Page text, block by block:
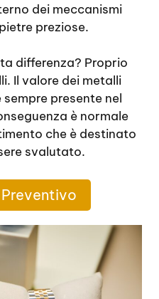
dei meccanismi
preziose.
differenza? Proprio
Il valore dei metalli
presente nel
è normale
che è destinato
svalutato.